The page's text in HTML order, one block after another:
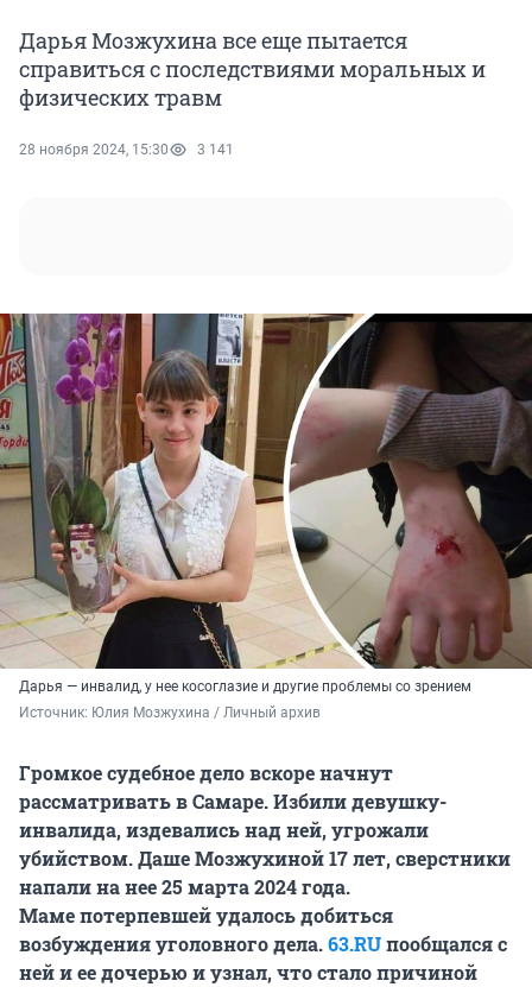
Дарья Мозжухина все еще пытается
справиться с последствиями моральных и
физических травм
28 ноября 2024, 15:30 3 141
Дарья — инвалид, у нее косоглазие и другие проблемы со зрением
Источник: Юлия Мозжухина / Личный архив
Громкое судебное дело вскоре начнут
рассматривать в Самаре. Избили девушку-
инвалида, издевались над ней, угрожали
убийством. Даше Мозжухиной 17 лет, сверстники
напали на нее 25 марта 2024 года.
Маме потерпевшей удалось добиться
возбуждения уголовного дела.63.RUпообщался с
ней и ее дочерью и узнал, что стало причиной